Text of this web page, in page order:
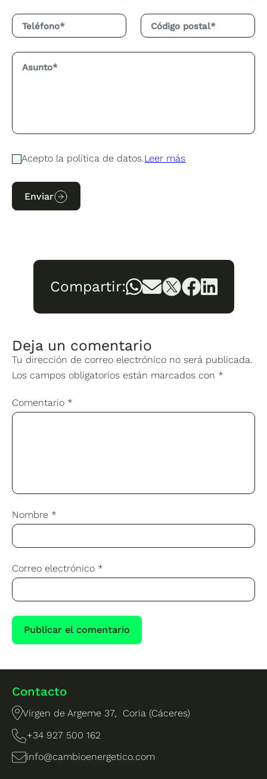
Acepto la política de datos.Leer más
Enviar
Compartir:
Deja un comentario
Tu dirección de correo electrónico no será publicada.
Los campos obligatorios están marcados con *
Comentario *
Nombre *
Correo electrónico *
Contacto
Virgen de Argeme 37, Coria (Cáceres)
+34 927 500 162
info@cambioenergetico.com